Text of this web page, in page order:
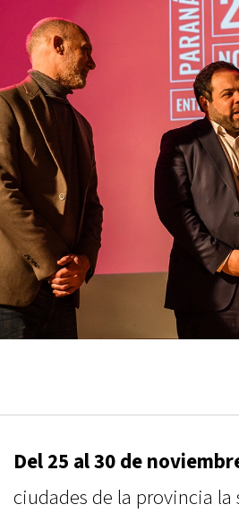
Del 25 al 30 de
ciudades de la provincia